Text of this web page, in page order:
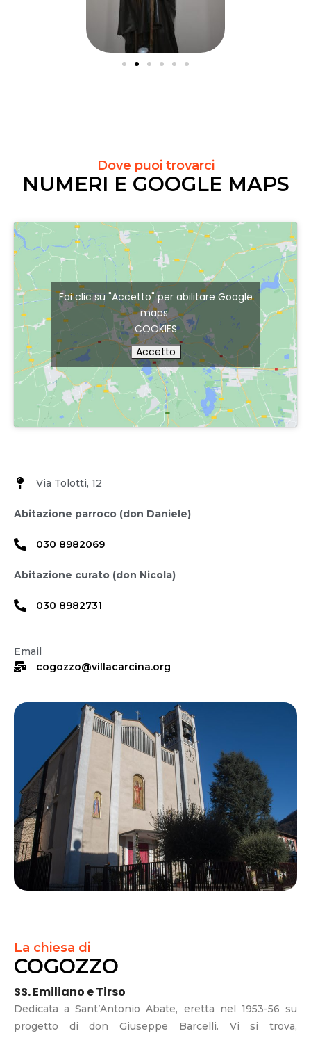
Dove puoi trovarci
NUMERI E GOOGLE MAPS
Fai clic su "Accetto" per abilitare Google
maps
COOKIES
Accetto
Via Tolotti, 12
Abitazione parroco (don Daniele)
030 8982069
Abitazione curato (don Nicola)
030 8982731
Email
cogozzo@villacarcina.org
La chiesa di
COGOZZO
SS. Emiliano e Tirso
Dedicata a Sant’Antonio Abate, eretta nel 1953-56 su
progetto di don Giuseppe Barcelli. Vi si trova,